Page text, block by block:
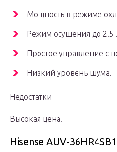
Мощность в режиме
Режим осушения до 2.5
Простое управление с
Низкий уровень шума.
Недостатки
Высокая цена.
Hisense AUV-36HR4SB1